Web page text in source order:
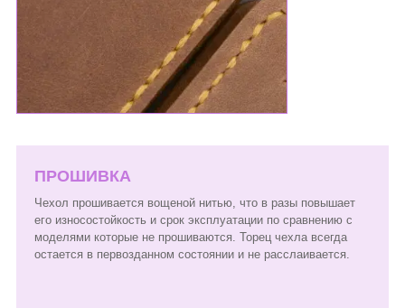
ПРОШИВКА
Чехол прошивается вощеной нитью, что в разы повышает
его износостойкость и срок эксплуатации по сравнению с
моделями которые не прошиваются. Торец чехла всегда
остается в первозданном состоянии и не расслаивается.